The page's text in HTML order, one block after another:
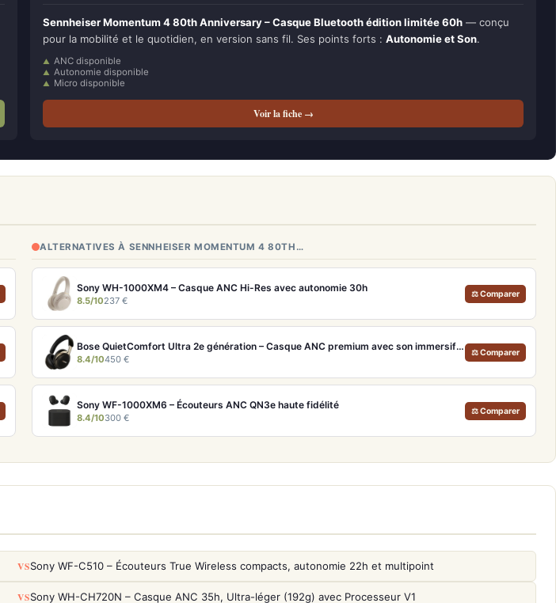
Sennheiser Momentum 4 80th Anniversary – Casque Bluetooth édition limitée 60h — conçu
pour la mobilité et le quotidien, en version sans fil. Ses points forts : Autonomie et Son.
ANC disponible
Autonomie disponible
Micro disponible
Voir la fiche →
ALTERNATIVES À SENNHEISER MOMENTUM 4 80TH…
Sony WH-1000XM4 – Casque ANC Hi-Res avec autonomie 30h
8.5/10237 €
⚖ Comparer
Bose QuietComfort Ultra 2e génération – Casque ANC premium avec son immersif spatial et 30h d'autonomie
8.4/10450 €
⚖ Comparer
Sony WF-1000XM6 – Écouteurs ANC QN3e haute fidélité
8.4/10300 €
⚖ Comparer
VSSony WF-C510 – Écouteurs True Wireless compacts, autonomie 22h et multipoint
VSSony WH-CH720N – Casque ANC 35h, Ultra-léger (192g) avec Processeur V1